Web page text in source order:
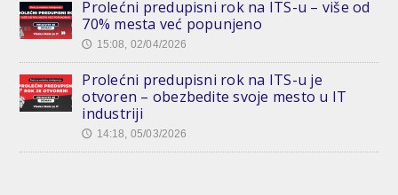
Prolećni predupisni rok na ITS-u – više od
70% mesta već popunjeno
🕔 15:08, 02/04/2026
Prolećni predupisni rok na ITS-u je
otvoren – obezbedite svoje mesto u IT
industriji
🕔 14:18, 05/03/2026